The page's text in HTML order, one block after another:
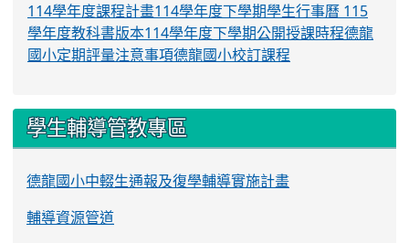
114學年度課程計畫114學年度下學期學生行事曆 115
學年度教科書版本114學年度下學期公開授課時程德龍
國小定期評量注意事項德龍國小校訂課程
學生輔導管教專區
德龍國小中輟生通報及復學輔導實施計畫
輔導資源管道